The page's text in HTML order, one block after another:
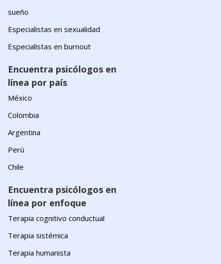
sueño
Especialistas en sexualidad
Especialistas en burnout
Encuentra psicólogos en
línea por país
México
Colombia
Argentina
Perú
Chile
Encuentra psicólogos en
línea por enfoque
Terapia cognitivo conductual
Terapia sistémica
Terapia humanista